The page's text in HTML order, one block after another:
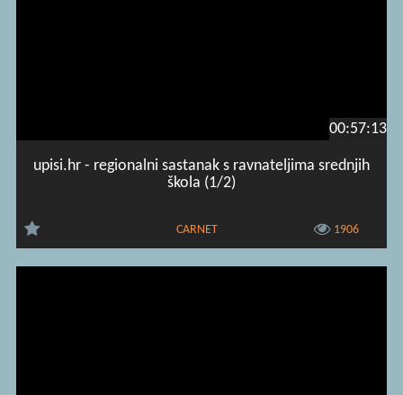
00:57:13
upisi.hr - regionalni sastanak s ravnateljima srednjih
škola (1/2)
CARNET 1906